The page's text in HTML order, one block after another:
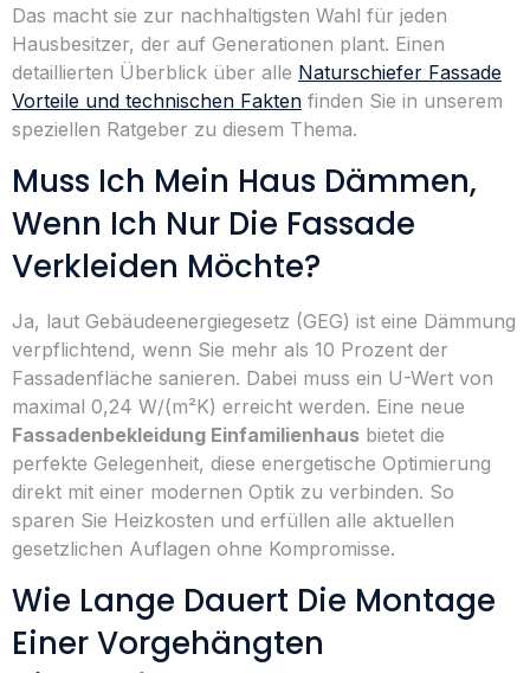
Das macht sie zur nachhaltigsten Wahl für jeden
Hausbesitzer, der auf Generationen plant. Einen
detaillierten Überblick über alle Naturschiefer Fassade
Vorteile und technischen Fakten finden Sie in unserem
speziellen Ratgeber zu diesem Thema.
Muss Ich Mein Haus Dämmen,
Wenn Ich Nur Die Fassade
Verkleiden Möchte?
Ja, laut Gebäudeenergiegesetz (GEG) ist eine Dämmung
verpflichtend, wenn Sie mehr als 10 Prozent der
Fassadenfläche sanieren. Dabei muss ein U-Wert von
maximal 0,24 W/(m²K) erreicht werden. Eine neue
Fassadenbekleidung Einfamilienhaus bietet die
perfekte Gelegenheit, diese energetische Optimierung
direkt mit einer modernen Optik zu verbinden. So
sparen Sie Heizkosten und erfüllen alle aktuellen
gesetzlichen Auflagen ohne Kompromisse.
Wie Lange Dauert Die Montage
Einer Vorgehängten